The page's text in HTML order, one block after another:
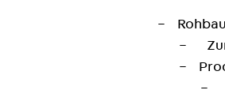
Rohbau